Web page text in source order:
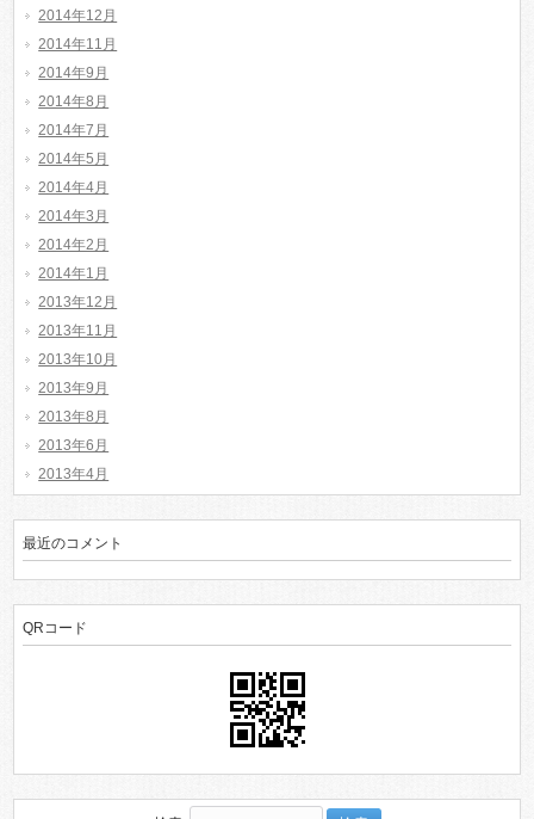
2014年12月
2014年11月
2014年9月
2014年8月
2014年7月
2014年5月
2014年4月
2014年3月
2014年2月
2014年1月
2013年12月
2013年11月
2013年10月
2013年9月
2013年8月
2013年6月
2013年4月
最近のコメント
QRコード